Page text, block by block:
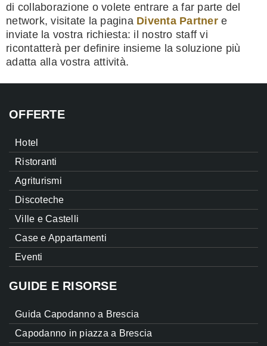
di collaborazione o volete entrare a far parte del
network, visitate la pagina Diventa Partnere
inviate la vostra richiesta: il nostro staff vi
ricontatterà per definire insieme la soluzione più
adatta alla vostra attività.
OFFERTE
Hotel
Ristoranti
Agriturismi
Discoteche
Ville e Castelli
Case e Appartamenti
Eventi
GUIDE E RISORSE
Guida Capodanno a Brescia
Capodanno in piazza a Brescia